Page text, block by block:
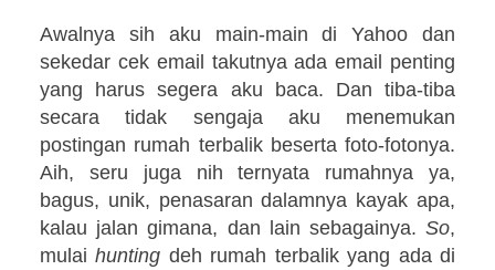
Awalnya sih aku main-main di Yahoo dan
sekedar cek email takutnya ada email penting
yang harus segera aku baca. Dan tiba-tiba
secara tidak sengaja aku menemukan
postingan rumah terbalik beserta foto-fotonya.
Aih, seru juga nih ternyata rumahnya ya,
bagus, unik, penasaran dalamnya kayak apa,
kalau jalan gimana, dan lain sebagainya. So,
mulaihunting deh rumah terbalik yang ada di